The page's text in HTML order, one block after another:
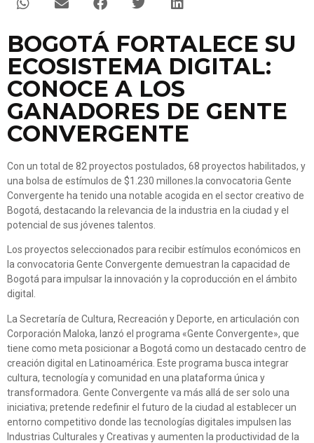
BOGOTÁ FORTALECE SU
ECOSISTEMA DIGITAL:
CONOCE A LOS
GANADORES DE GENTE
CONVERGENTE
Con un total de 82 proyectos postulados, 68 proyectos habilitados, y
una bolsa de estímulos de $1.230 millones .la convocatoria Gente
Convergente ha tenido una notable acogida en el sector creativo de
Bogotá, destacando la relevancia de la industria en la ciudad y el
potencial de sus jóvenes talentos.
Los proyectos seleccionados para recibir estímulos económicos en
la convocatoria Gente Convergente demuestran la capacidad de
Bogotá para impulsar la innovación y la coproducción en el ámbito
digital.
La Secretaría de Cultura, Recreación y Deporte, en articulación con
Corporación Maloka, lanzó el programa «Gente Convergente», que
tiene como meta posicionar a Bogotá como un destacado centro de
creación digital en Latinoamérica. Este programa busca integrar
cultura, tecnología y comunidad en una plataforma única y
transformadora. Gente Convergente va más allá de ser solo una
iniciativa; pretende redefinir el futuro de la ciudad al establecer un
entorno competitivo donde las tecnologías digitales impulsen las
Industrias Culturales y Creativas y aumenten la productividad de la